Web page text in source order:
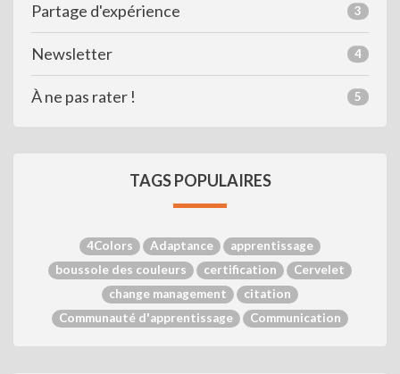
Partage d'expérience 3
Newsletter 4
À ne pas rater ! 5
TAGS POPULAIRES
4Colors Adaptance
apprentissage
boussole des couleurs
certification
Cervelet
change management
citation
Communauté d'apprentissage
Communication